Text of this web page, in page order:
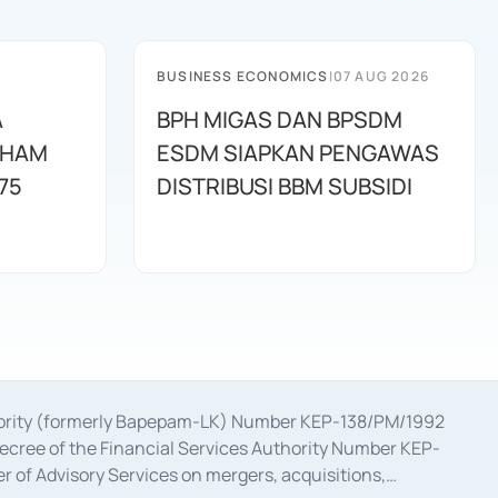
BUSINESS ECONOMICS|07 AUG 2026
BPH MIGAS DAN BPSDM
ESDM SIAPKAN PENGAWAS
DISTRIBUSI BBM SUBSIDI
(formerly Bapepam-LK) Number KEP-138/PM/1992
of the Financial Services Authority Number KEP-
of Advisory Services on mergers, acquisitions,